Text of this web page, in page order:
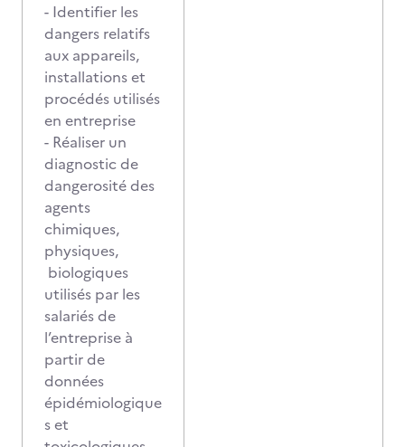
- Identifier les
dangers relatifs
aux appareils,
installations et
procédés utilisés
en entreprise
- Réaliser un
diagnostic de
dangerosité des
agents
chimiques,
physiques,
biologiques
utilisés par les
salariés de
l’entreprise à
partir de
données
épidémiologique
s et